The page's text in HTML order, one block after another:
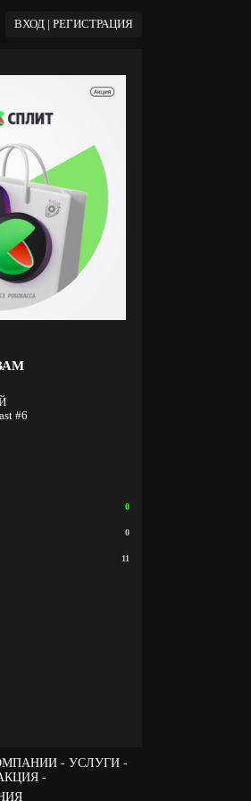
ВХОД | РЕГИСТРАЦИЯ
#6
0
0
11
УСЛУГИ
-